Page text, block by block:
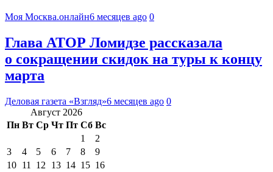
Моя Москва.онлайн6 месяцев ago 0
Глава АТОР Ломидзе рассказала
о сокращении скидок на туры к концу
марта
Деловая газета «Взгляд»6 месяцев ago 0
Август 2026
Пн Вт Ср Чт Пт Сб Вс
1
2
3
4 5 6 7 8
9
10 11 12 13 14 15 16